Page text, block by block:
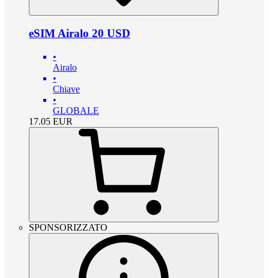
eSIM Airalo 20 USD
•
Airalo
•
Chiave
•
GLOBALE
17.05 EUR
SPONSORIZZATO